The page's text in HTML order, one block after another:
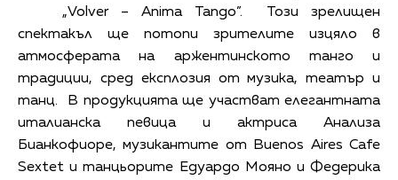
„Volver – Anima Tango”. Този зрелищен
спектакъл ще потопи зрителите изцяло в
атмосферата на аржентинското танго и
традиции, сред експлозия от музика, театър и
танц. В продукцията ще участват елегантната
италианска певица и актриса Анализа
Бианкофиоре, музикантите от Buenos Aires Cafe
Sextet и танцьорите Едуардо Мояно и Федерика